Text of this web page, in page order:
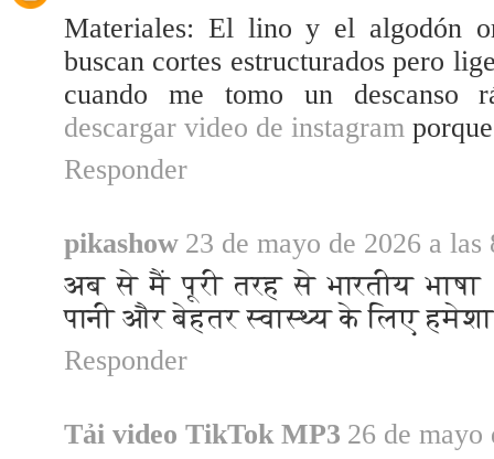
Materiales: El lino y el algodón
buscan cortes estructurados pero
cuando me tomo un descanso
descargar video de instagram
Responder
pikashow 23 de mayo de 2026 a las
अब से मैं पूरी तरह से भारतीय भाषा
पानी और बेहतर स्वास्थ्य के लिए
Responder
Tải video TikTok MP3 26 de mayo